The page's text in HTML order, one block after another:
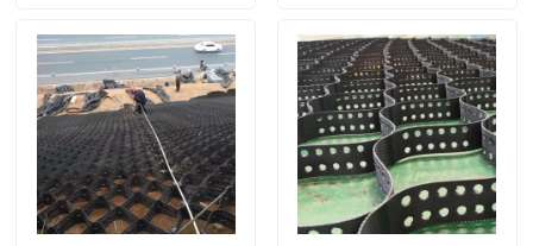
Produkte
Videos
VR Show
Autobahn